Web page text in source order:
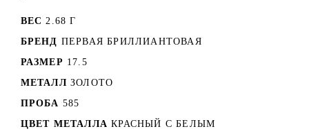
ВЕС 2.68 Г
БРЕНД ПЕРВАЯ БРИЛЛИАНТОВАЯ
РАЗМЕР 17.5
МЕТАЛЛ ЗОЛОТО
ПРОБА 585
ЦВЕТ МЕТАЛЛА КРАСНЫЙ C БЕЛЫМ